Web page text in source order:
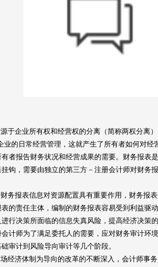
源于企业所有权和经营权的分离（简称两权分离
业的日常经营管理，这就产生了所有者如何对
者报告财务状况和经营成果的需要。财务报表
钩，需要由独立的第三方－注册会计师对财务
务报表信息对资源配置具有重要作用，财务报
的责任主体，编制的财务报表容易受到利益驱
行决策所面临的信息失真风险，提高经济决策
计师为了满足委托人的需要，应对财务审计环
审计到风险导向审计等几个阶段。
经济体制为导向的改革的不断深入，会计师事